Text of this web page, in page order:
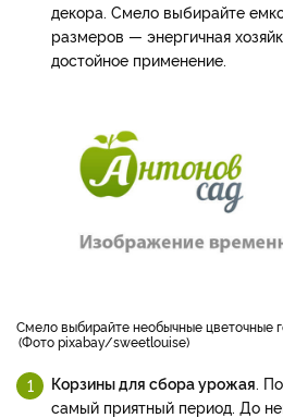
декора. Смело выбирайте
размеров — энергичная
достойное применение.
Смело выбирайте необычные цветочные
Фото pixabay/sweetlouise
Корзины для сбора урожая .
самый приятный период. До